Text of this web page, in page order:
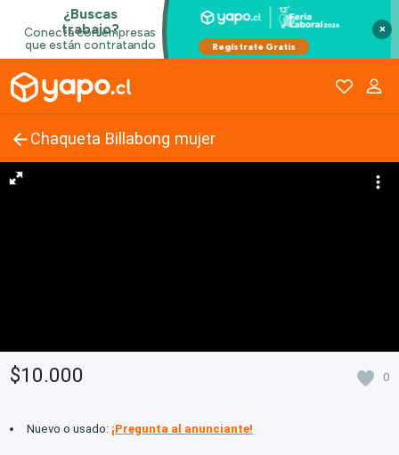
×
Chaqueta Billabong mujer
$10.000 0
Nuevo o usado: ¡Pregunta al anunciante!